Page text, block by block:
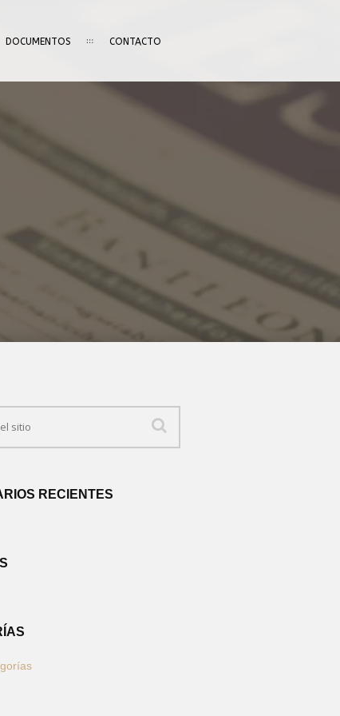
DOCUMENTOS CONTACTO
RECIENTES